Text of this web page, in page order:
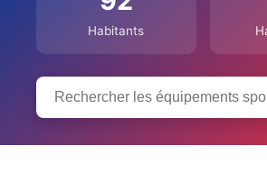
Habitants